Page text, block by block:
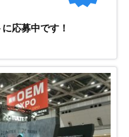
応募中です！